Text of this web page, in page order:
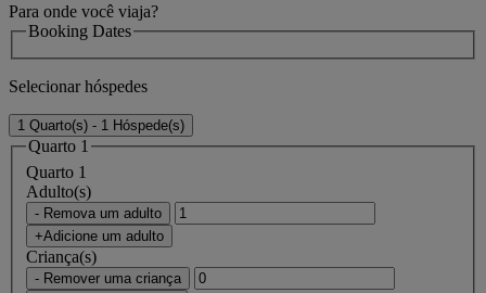
Para onde você viaja?
Booking Dates
Selecionar hóspedes
1 Quarto(s) - 1 Hóspede(s)
Quarto 1
Quarto 1
Adulto(s)
- Remova um adulto
+Adicione um adulto
Criança(s)
- Remover uma criança